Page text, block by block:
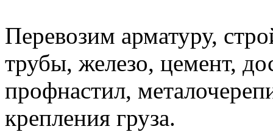
Перевозим арматуру,
трубы, железо, цемент,
профнастил,
крепления груза.